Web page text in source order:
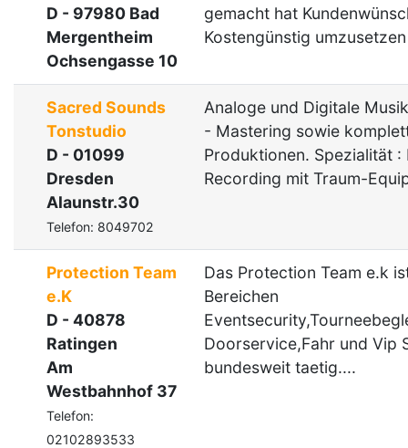
D - 97980 Bad
Mergentheim
Ochsengasse 10
gemacht hat
Kostengünstig
Sacred Sounds
Tonstudio
D - 01099
Dresden
Alaunstr.30
Telefon: 8049702
Analoge und Digitale
- Mastering sowie
Produktionen. Spezialität
Recording mit Traum-
Protection Team
e.K
D - 40878
Ratingen
Am
Westbahnhof 37
Telefon:
02102893533
Das Protection Team e.k
Bereichen
Doorservice,Fahr und Vip
bundesweit taetig....